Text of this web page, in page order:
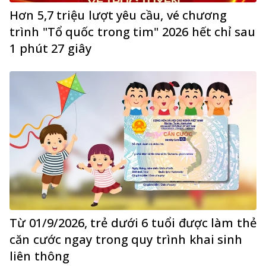
Hơn 5,7 triệu lượt yêu cầu, vé chương
trình "Tổ quốc trong tim" 2026 hết chỉ sau
1 phút 27 giây
Từ 01/9/2026, trẻ dưới 6 tuổi được làm thẻ
căn cước ngay trong quy trình khai sinh
liên thông